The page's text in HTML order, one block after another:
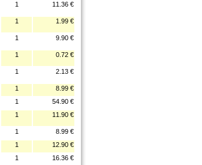
1 11.36 €
1 1.99 €
1 9.90 €
1 0.72 €
1 2.13 €
1
8.99 €
1
54.90 €
1 11.90 €
1
8.99 €
1
12.90 €
1
16.36 €